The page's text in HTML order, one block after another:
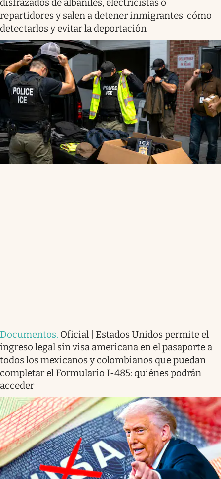
disfrazados de albañiles, electricistas o
repartidores y salen a detener inmigrantes: cómo
detectarlos y evitar la deportación
Documentos. Oficial | Estados Unidos permite el
ingreso legal sin visa americana en el pasaporte a
todos los mexicanos y colombianos que puedan
completar el Formulario I-485: quiénes podrán
acceder